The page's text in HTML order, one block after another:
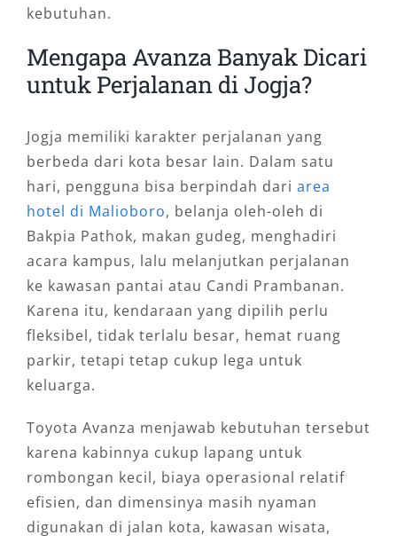
kebutuhan.
Mengapa Avanza Banyak Dicari
untuk Perjalanan di Jogja?
Jogja memiliki karakter perjalanan yang
berbeda dari kota besar lain. Dalam satu
hari, pengguna bisa berpindah dari area
hotel di Malioboro, belanja oleh-oleh di
Bakpia Pathok, makan gudeg, menghadiri
acara kampus, lalu melanjutkan perjalanan
ke kawasan pantai atau Candi Prambanan.
Karena itu, kendaraan yang dipilih perlu
fleksibel, tidak terlalu besar, hemat ruang
parkir, tetapi tetap cukup lega untuk
keluarga.
Toyota Avanza menjawab kebutuhan tersebut
karena kabinnya cukup lapang untuk
rombongan kecil, biaya operasional relatif
efisien, dan dimensinya masih nyaman
digunakan di jalan kota, kawasan wisata,